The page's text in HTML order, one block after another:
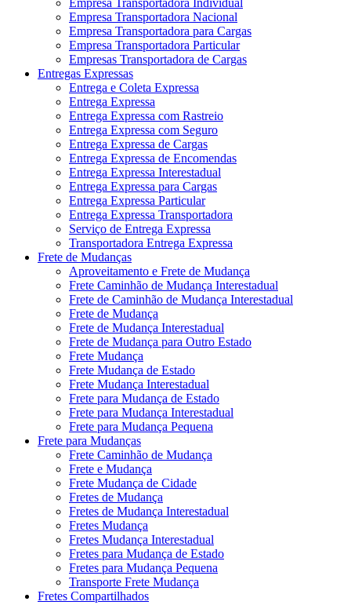
Empresa Transportadora Individual
Empresa Transportadora Nacional
Empresa Transportadora para Cargas
Empresa Transportadora Particular
Empresas Transportadora de Cargas
Entregas Expressas
Entrega e Coleta Expressa
Entrega Expressa
Entrega Expressa com Rastreio
Entrega Expressa com Seguro
Entrega Expressa de Cargas
Entrega Expressa de Encomendas
Entrega Expressa Interestadual
Entrega Expressa para Cargas
Entrega Expressa Particular
Entrega Expressa Transportadora
Serviço de Entrega Expressa
Transportadora Entrega Expressa
Frete de Mudanças
Aproveitamento e Frete de Mudança
Frete Caminhão de Mudança Interestadual
Frete de Caminhão de Mudança Interestadual
Frete de Mudança
Frete de Mudança Interestadual
Frete de Mudança para Outro Estado
Frete Mudança
Frete Mudança de Estado
Frete Mudança Interestadual
Frete para Mudança de Estado
Frete para Mudança Interestadual
Frete para Mudança Pequena
Frete para Mudanças
Frete Caminhão de Mudança
Frete e Mudança
Frete Mudança de Cidade
Fretes de Mudança
Fretes de Mudança Interestadual
Fretes Mudança
Fretes Mudança Interestadual
Fretes para Mudança de Estado
Fretes para Mudança Pequena
Transporte Frete Mudança
Fretes Compartilhados